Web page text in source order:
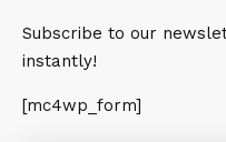
Subscribe to our
instantly!
[mc4wp_form]